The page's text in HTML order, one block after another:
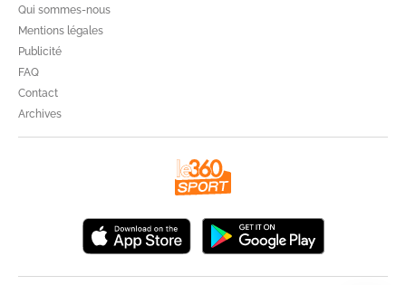
Qui sommes-nous
Mentions légales
Publicité
FAQ
Contact
Archives